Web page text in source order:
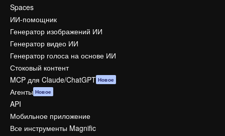
Spaces
ИИ-помощник
Генератор изображений ИИ
Генератор видео ИИ
Генератор голоса на основе ИИ
Стоковый контент
MCP для Claude/ChatGPT Новое
Агенты Новое
API
Мобильное приложение
Все инструменты Magnific